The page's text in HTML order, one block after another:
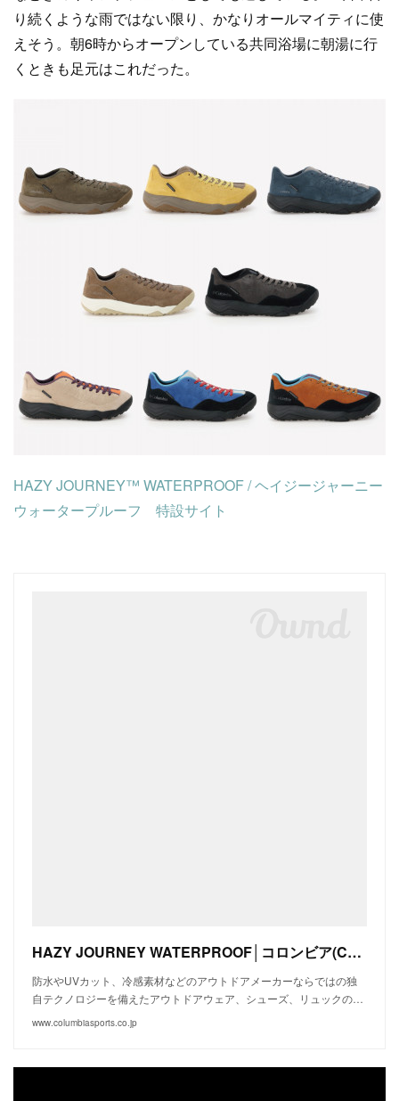
り続くような雨ではない限り、かなりオールマイティに使
えそう。朝6時からオープンしている共同浴場に朝湯に行
くときも足元はこれだった。
HAZY JOURNEY™ WATERPROOF / ヘイジージャーニー
ウォータープルーフ 特設サイト
HAZY JOURNEY WATERPROOF│コロンビア(Columbia)公式通販サイト
防水やUVカット、冷感素材などのアウトドアメーカーならではの独
自テクノロジーを備えたアウトドアウェア、シューズ、リュックの…
www.columbiasports.co.jp